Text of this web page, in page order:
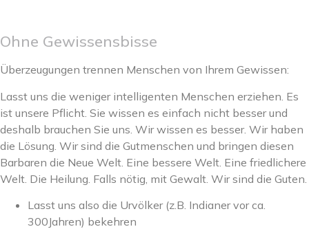
Ohne Gewissensbisse
Überzeugungen trennen Menschen von Ihrem Gewissen:
Lasst uns die weniger intelligenten Menschen erziehen. Es
ist unsere Pflicht. Sie wissen es einfach nicht besser und
deshalb brauchen Sie uns. Wir wissen es besser. Wir haben
die Lösung. Wir sind die Gutmenschen und bringen diesen
Barbaren die Neue Welt. Eine bessere Welt. Eine friedlichere
Welt. Die Heilung. Falls nötig, mit Gewalt. Wir sind die Guten.
Lasst uns also die Urvölker (z.B. Indianer vor ca.
300Jahren) bekehren